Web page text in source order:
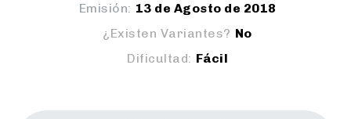
Emisión: 13 de Agosto de 2018
¿Existen Variantes? No
Dificultad: Fácil